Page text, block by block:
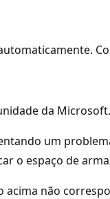
da Microsoft.
um
o espaço de
acima não